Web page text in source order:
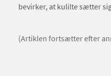
bevirker, at kulilte sætter
(Artiklen fortsætter efter